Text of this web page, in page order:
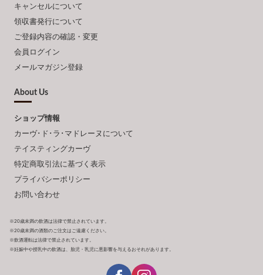
キャンセルについて
領収書発行について
ご登録内容の確認・変更
会員ログイン
メールマガジン登録
About Us
ショップ情報
カーヴ･ド･ラ･マドレーヌについて
テイスティングカーヴ
特定商取引法に基づく表示
プライバシーポリシー
お問い合わせ
※20歳未満の飲酒は法律で禁止されています。
※20歳未満の酒類のご注文はご遠慮ください。
※飲酒運転は法律で禁止されています。
※妊娠中や授乳中の飲酒は、胎児・乳児に悪影響を与えるおそれがあります。